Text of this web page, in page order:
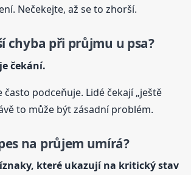
Nečekejte, až se to zhorší.
chyba při průjmu u psa?
čekání.
často podceňuje. Lidé čekají „ještě
to může být zásadní problém.
na průjem umírá?
které ukazují na kritický stav